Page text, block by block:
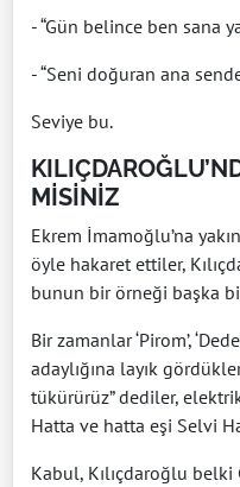
- “Gün belince ben sana
- “Seni doğuran ana
Seviye bu.
MİSİNİZ
Ekrem İmamoğlu’na
öyle hakaret ettiler,
bunun bir örneği başka
Bir zamanlar ‘Pirom’,
adaylığına layık
tükürürüz” dediler,
Hatta ve hatta eşi Selvi
Kabul, Kılıçdaroğlu belki